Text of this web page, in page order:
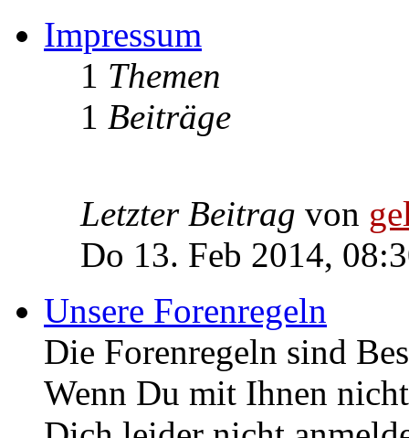
Impressum
1 Themen
1 Beiträge
Letzter Beitrag von
Do 13. Feb 2014,
Unsere Forenregeln
Die Forenregeln sind
Wenn Du mit Ihnen